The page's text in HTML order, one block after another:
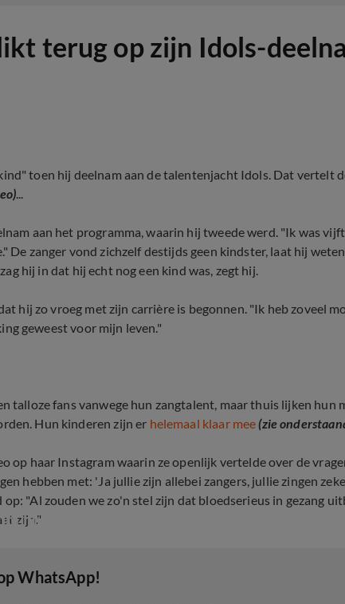
terug op zijn Idols-
toen hij deelnam aan de talentenjacht Idols. Dat vertelt
...
aan het programma, waarin hij tweede werd. "Ik was
De zanger vond zichzelf destijds geen kindster, laat hij
hij in dat hij echt nog een kind was, zegt hij.
hij zo vroeg met zijn carrière is begonnen. "Ik heb zoveel
geweest voor mijn leven."
talloze fans vanwege hun zangtalent, maar thuis lijken hun
Hun kinderen zijn er helemaal klaar mee(zie
op haar Instagram waarin ze openlijk vertelde over de
hebben met: 'Ja jullie zijn allebei zangers, jullie zingen
"Al zouden we zo'n stel zijn dat bloedserieus in gezang
zijn."
hun huis
WhatsApp!